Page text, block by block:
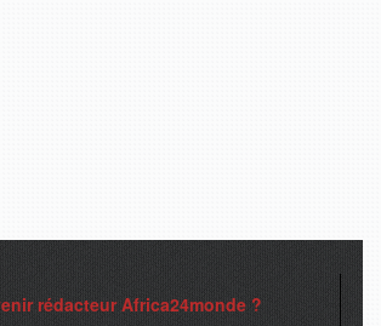
rédacteur Africa24monde ?